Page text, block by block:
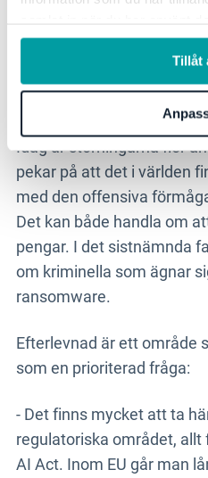
information, se vår
Tillåt
Vilka utmaningar finns det
från flera olika håll, internt
Idag är störningarna fler
pekar på att det i världen
med den offensiva
Det kan både handla om
pengar. I det sistnämnda
om kriminella som ägnar
ransomware.
Efterlevnad är ett område
som en prioriterad fråga:
- Det finns mycket att ta
regulatoriska området, allt
AI Act. Inom EU går man